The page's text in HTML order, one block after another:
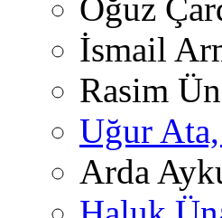
Oğuz
İsmail
Rasim
Uğur
Arda